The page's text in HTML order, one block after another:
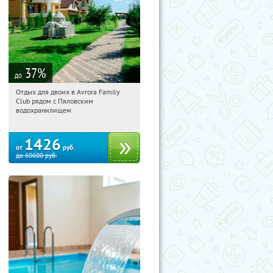
до 37%
23:34:37 Купили:
Московская обл., Мытищинский р-н,
Отдых для двоих в Avrora Family
Club рядом с Пяловским
водохранилищем
от 1426 руб.
до60600руб.